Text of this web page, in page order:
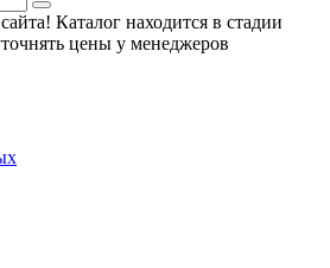
Каталог находится в стадии
цены у менеджеров